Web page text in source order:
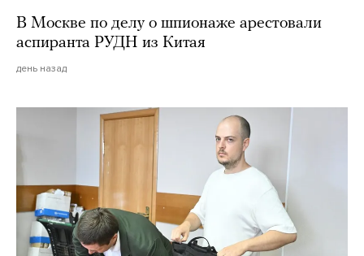
В Москве по делу о шпионаже арестовали
аспиранта РУДН из Китая
день назад